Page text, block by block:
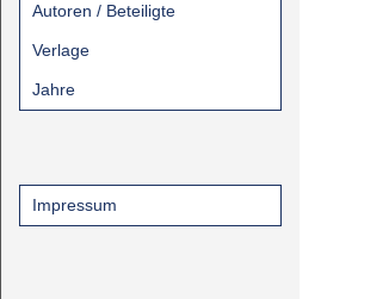
Autoren / Beteiligte
Verlage
Jahre
Impressum